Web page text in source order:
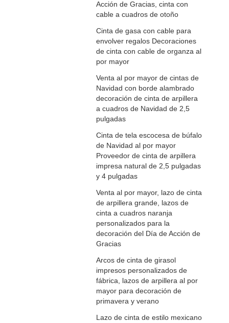
Acción de Gracias, cinta con
cable a cuadros de otoño
Cinta de gasa con cable para
envolver regalos Decoraciones
de cinta con cable de organza al
por mayor
Venta al por mayor de cintas de
Navidad con borde alambrado
decoración de cinta de arpillera
a cuadros de Navidad de 2,5
pulgadas
Cinta de tela escocesa de búfalo
de Navidad al por mayor
Proveedor de cinta de arpillera
impresa natural de 2,5 pulgadas
y 4 pulgadas
Venta al por mayor, lazo de cinta
de arpillera grande, lazos de
cinta a cuadros naranja
personalizados para la
decoración del Día de Acción de
Gracias
Arcos de cinta de girasol
impresos personalizados de
fábrica, lazos de arpillera al por
mayor para decoración de
primavera y verano
Lazo de cinta de estilo mexicano